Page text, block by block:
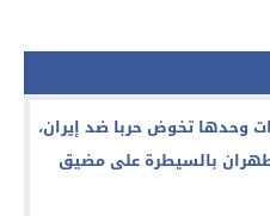
وحدها تخوض حربا ضد إيران،
بالسيطرة على مضيق